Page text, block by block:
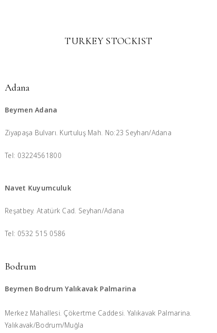
TURKEY STOCKIST
Adana
Beymen Adana
Ziyapaşa Bulvarı. Kurtuluş Mah. No:23 Seyhan/Adana
Tel: 03224561800
Navet Kuyumculuk
Reşatbey. Atatürk Cad. Seyhan/Adana
Tel: 0532 515 0586
Bodrum
Beymen Bodrum Yalıkavak Palmarina
Merkez Mahallesi. Çökertme Caddesi. Yalıkavak Palmarina.
Yalıkavak/Bodrum/Muğla